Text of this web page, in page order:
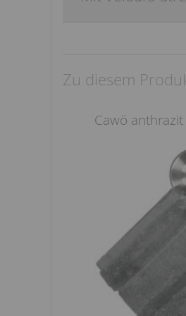
Zu diesem
Cawö anthrazit